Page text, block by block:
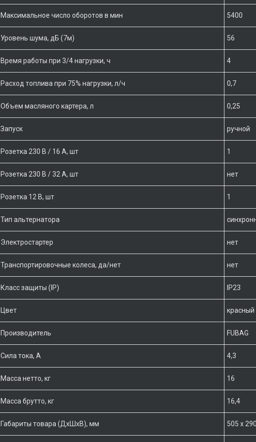
Максимальное число оборотов в мин 5400
Уровень шума, дБ (7м) 56
Время работы при 3/4 нагрузки, ч 4
Расход топлива при 75% нагрузки, л/ч 0,7
Объем масляного картера, л 0,25
Запуск ручной
Розетка 230 В / 16 А, шт 1
Розетка 230 В / 32 А, шт нет
Розетка 12 В, шт 1
Тип альтернатора
Электростартер нет
Транспортировочные колеса, да/нет нет
Класс защиты (IP) IP23
Цвет красный
Производитель FUBAG
Сила тока, А 4,3
Масса нетто, кг 16
Масса брутто, кг 16,4
Габариты товара (ДхШхВ), мм 505 x